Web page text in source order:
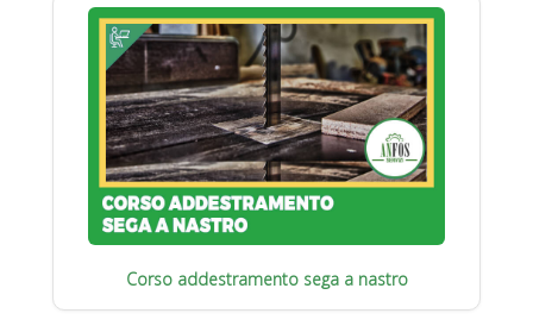
Corso addestramento sega a nastro